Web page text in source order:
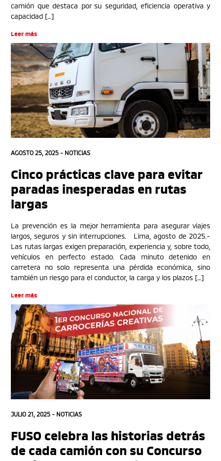
camión que destaca por su seguridad, eficiencia operativa y
capacidad […]
Leer más
AGOSTO 25, 2025 - NOTICIAS
Cinco prácticas clave para evitar
paradas inesperadas en rutas
largas
La prevención es la mejor herramienta para asegurar viajes
largos, seguros y sin interrupciones. Lima, agosto de 2025.-
Las rutas largas exigen preparación, experiencia y, sobre todo,
vehículos en perfecto estado. Cada minuto detenido en
carretera no solo representa una pérdida económica, sino
también un riesgo para el conductor, la carga y los plazos […]
Leer más
JULIO 21, 2025 - NOTICIAS
FUSO celebra las historias detrás
de cada camión con su Concurso